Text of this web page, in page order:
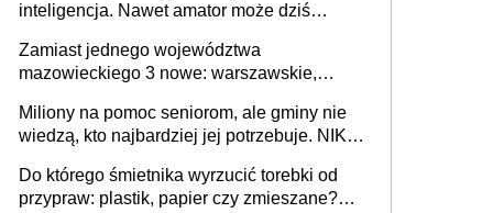
inteligencja. Nawet amator może dziś
Zamiast jednego województwa
mazowieckiego 3 nowe: warszawskie,
Europie nie ma tak dużych jednostek
stołecznych
Miliony na pomoc seniorom, ale gminy nie
wiedzą, kto najbardziej jej potrzebuje. NIK
Do którego śmietnika wyrzucić torebki od
przypraw: plastik, papier czy zmieszane?